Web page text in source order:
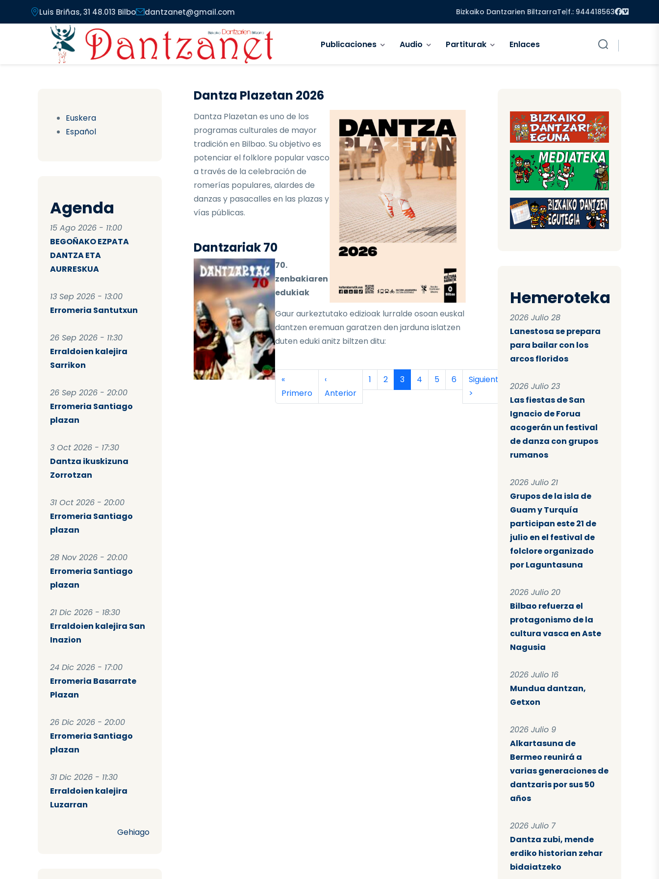
Pasar al contenido principal
Luis Briñas, 31 48.013 Bilbo dantzanet@gmail.com Bizkaiko Dantzarien BiltzarraTelf.: 944418563 Facebook
Vimeo
Publicaciones Audio Partiturak Enlaces
Euskera
Español
Agenda
15 Ago 2026 - 11:00
BEGOÑAKO EZPATA
DANTZA ETA
AURRESKUA
13 Sep 2026 - 13:00
Erromeria Santutxun
26 Sep 2026 - 11:30
Erraldoien kalejira
Sarrikon
26 Sep 2026 - 20:00
Erromeria Santiago
plazan
3 Oct 2026 - 17:30
Dantza ikuskizuna
Zorrotzan
31 Oct 2026 - 20:00
Erromeria Santiago
plazan
28 Nov 2026 - 20:00
Erromeria Santiago
plazan
21 Dic 2026 - 18:30
Erraldoien kalejira San
Inazion
24 Dic 2026 - 17:00
Erromeria Basarrate
Plazan
26 Dic 2026 - 20:00
Erromeria Santiago
plazan
31 Dic 2026 - 11:30
Erraldoien kalejira
Luzarran
Gehiago
Dantza Plazetan 2026
Dantza Plazetan es uno de los
programas culturales de mayor
tradición en Bilbao. Su objetivo es
potenciar el folklore popular vasco
a través de la celebración de
romerías populares, alardes de
danzas y pasacalles en las plazas y
vías públicas.
Dantzariak 70
70.
zenbakiaren
edukiak
Gaur aurkeztutako edizioak lurralde osoan euskal
dantzen eremuan garatzen den jarduna islatzen
duten eduki anitz biltzen ditu:
Paginación Primera página
«
Primero
Página anterior
‹
Anterior
Página
1 Página
2 Página actual
3 Página
4 Página
5 Página
6 Siguiente página
Siguiente
>
Hemeroteka
2026 Julio 28
Lanestosa se prepara
para bailar con los
arcos floridos
2026 Julio 23
Las fiestas de San
Ignacio de Forua
acogerán un festival
de danza con grupos
rumanos
2026 Julio 21
Grupos de la isla de
Guam y Turquía
participan este 21 de
julio en el festival de
folclore organizado
por Laguntasuna
2026 Julio 20
Bilbao refuerza el
protagonismo de la
cultura vasca en Aste
Nagusia
2026 Julio 16
Mundua dantzan,
Getxon
2026 Julio 9
Alkartasuna de
Bermeo reunirá a
varias generaciones de
dantzaris por sus 50
años
2026 Julio 7
Dantza zubi, mende
erdiko historian zehar
bidaiatzeko